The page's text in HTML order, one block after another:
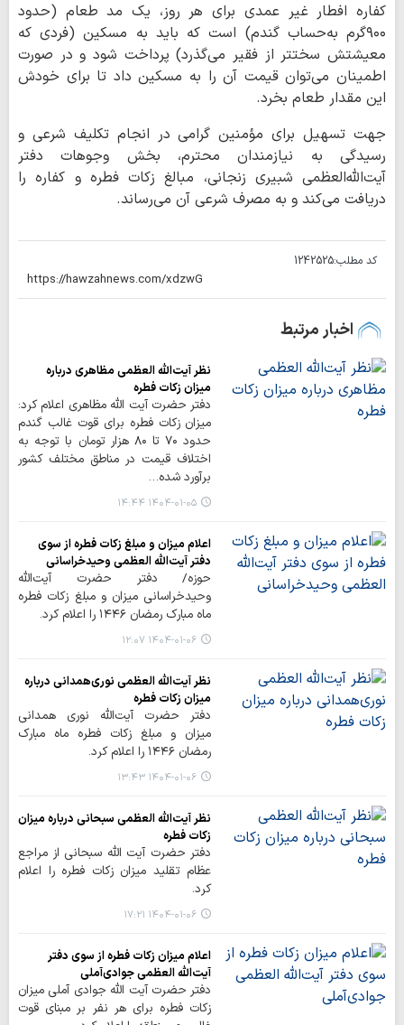
کفاره افطار غیر عمدی برای هر روز، یک مد طعام (حدود
۹۰۰گرم به‌حساب گندم) است که باید به مسکین (فردی که
معیشتش سختتر از فقیر می‌گذرد) پرداخت شود و در صورت
اطمینان می‌توان قیمت آن را به مسکین داد تا برای خودش
این مقدار طعام بخرد.
جهت تسهیل برای مؤمنین گرامی در انجام تکلیف شرعی و
رسیدگی به نیازمندان محترم، بخش وجوهات دفتر
آیت‌الله‌العظمی شبیری زنجانی، مبالغ زکات فطره و کفاره را
دریافت می‌کند و به مصرف شرعی آن می‌رساند.
کد مطلب:1242525
اخبار مرتبط
نظر آیت‌الله العظمی مظاهری درباره
میزان زکات فطره
دفتر حضرت آیت الله مظاهری اعلام کرد:
میزان زکات فطره برای قوت غالب گندم
حدود ۷۰ تا ۸۰ هزار تومان با توجه به
اختلاف قیمت در مناطق مختلف کشور
برآورد شده…
۱۴۰۴-۰۱-۰۵ ۱۴:۴۴
اعلام میزان و مبلغ زکات فطره از سوی
دفتر آیت‌الله العظمی وحیدخراسانی
حوزه/ دفتر حضرت آیت‌الله
وحیدخراسانی میزان و مبلغ زکات فطره
ماه مبارک رمضان ۱۴۴۶ را اعلام کرد.
۱۴۰۴-۰۱-۰۶ ۱۲:۰۷
نظر آیت‌الله العظمی نوری‌همدانی درباره
میزان زکات فطره
دفتر حضرت آیت‌الله نوری همدانی
میزان و مبلغ زکات فطره ماه مبارک
رمضان ۱۴۴۶ را اعلام کرد.
۱۴۰۴-۰۱-۰۶ ۱۳:۴۳
نظر آیت‌الله العظمی سبحانی درباره میزان
زکات فطره
دفتر حضرت آیت الله سبحانی از مراجع
عظام تقلید میزان زکات فطره را اعلام
کرد.
۱۴۰۴-۰۱-۰۶ ۱۷:۲۱
اعلام میزان زکات فطره از سوی دفتر
آیت‌الله العظمی جوادی‌آملی
دفتر حضرت آیت الله جوادی آملی میزان
زکات فطره برای هر نفر بر مبنای قوت